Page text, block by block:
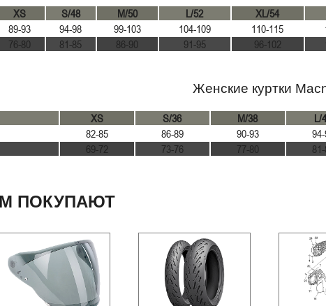
XS S/48 M/50 L/52 XL/54
89-93 94-98 99-103 104-109 110-115
76-80 81-85 86-90 91-95 96-102
Женские куртки
XS S/36 M/38 L/
82-85 86-89 90-93
69-72 73-76 77-80
ПОКУПАЮТ